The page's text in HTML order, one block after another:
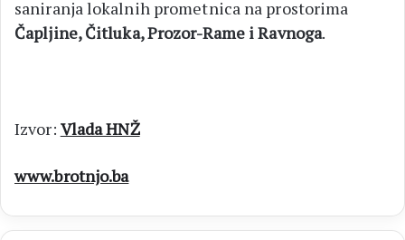
saniranja lokalnih prometnica na prostorima
Čapljine, Čitluka, Prozor-Rame i Ravnoga.
Izvor: Vlada HNŽ
www.brotnjo.ba